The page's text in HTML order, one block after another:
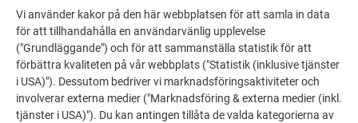
LÅT DIG INSPIRERAS
FLER OBJEKT
Vi använder kakor på den här webbplatsen för att samla in data
för att tillhandahålla en användarvänlig upplevelse
("Grundläggande") och för att sammanställa statistik för att
förbättra kvaliteten på vår webbplats ("Statistik (inklusive tjänster
i USA)"). Dessutom bedriver vi marknadsföringsaktiviteter och
involverar externa medier ("Marknadsföring & externa medier (inkl.
tjänster i USA)"). Du kan antingen tillåta de valda kategorierna av